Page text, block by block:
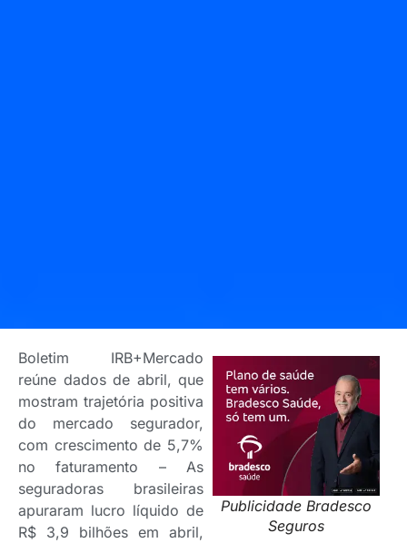
Publicidade Bradesco
Seguros
Boletim IRB+Mercado
reúne dados de abril, que
mostram trajetória positiva
do mercado segurador,
com crescimento de 5,7%
no faturamento – As
seguradoras brasileiras
apuraram lucro líquido de
R$ 3,9 bilhões em abril,